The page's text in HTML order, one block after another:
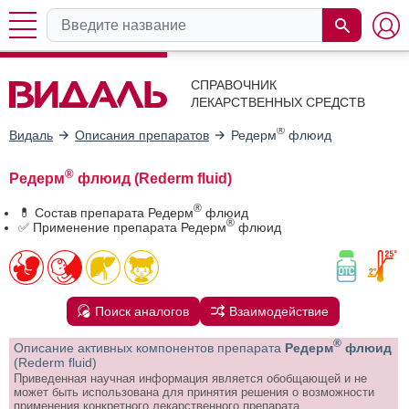
СПРАВОЧНИК
ЛЕКАРСТВЕННЫХ СРЕДСТВ
Видаль Описания препаратов Редерм® флюид
Редерм® флюид (Rederm fluid)
💊 Состав препарата Редерм® флюид
✅ Применение препарата Редерм® флюид
Поиск аналогов Взаимодействие
Описание активных компонентов препарата Редерм® флюид
(Rederm fluid)
Приведенная научная информация является обобщающей и не
может быть использована для принятия решения о возможности
применения конкретного лекарственного препарата.